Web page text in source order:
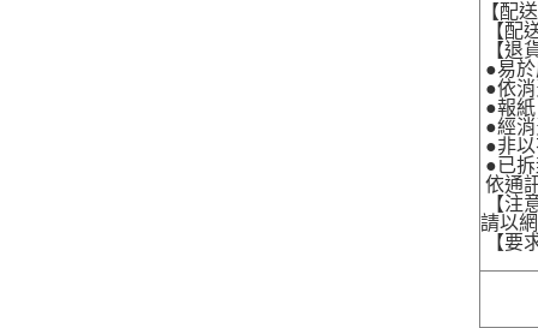
【配
【配
【退
●易
●依
●報
●經
●非
●已
依通
【注
請以
【要